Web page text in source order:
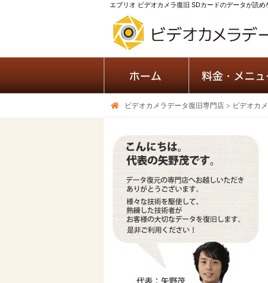
エブリオ ビデオカメラ復旧 SDカードのデータが読め
ビデオカメラデータ復旧専門店 > ビデオカ